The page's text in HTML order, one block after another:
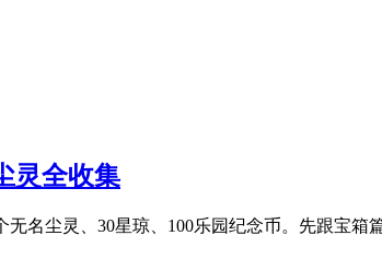
灵全收集
名尘灵、30星琼、100乐园纪念币。先跟宝